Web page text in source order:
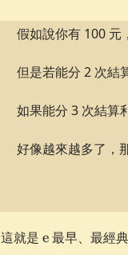
假如說你有 100 元
但是若能分 2 次結
如果能分 3 次結算
好像越來越多了，
這就是 \e
e最早、最經